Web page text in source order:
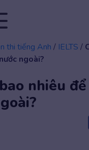
thi tiếng Anh / IELTS /
ngoài?
nhiêu